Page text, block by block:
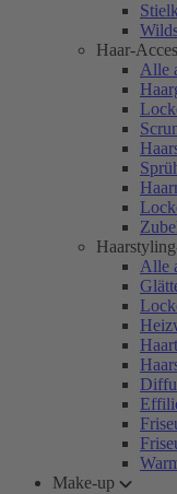
Haar-
Alle
Alle
Make-up